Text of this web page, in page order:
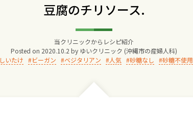
豆腐のチリソース.
当クリニックからレシピ紹介
Posted on 2020.10.2 by ゆいクリニック (沖縄市の産婦人科)
しいたけ ビーガン ベジタリアン 人気 砂糖なし 砂糖不使用
院長からのごあいさつ
ゆいクリニックの経営理念
診療料金